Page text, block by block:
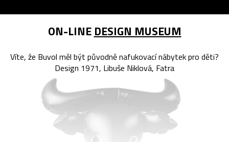
ON-LINE DESIGN MUSEUM
Víte, že Buvol měl být původně nafukovací nábytek pro děti?
Design 1971, Libuše Niklová, Fatra